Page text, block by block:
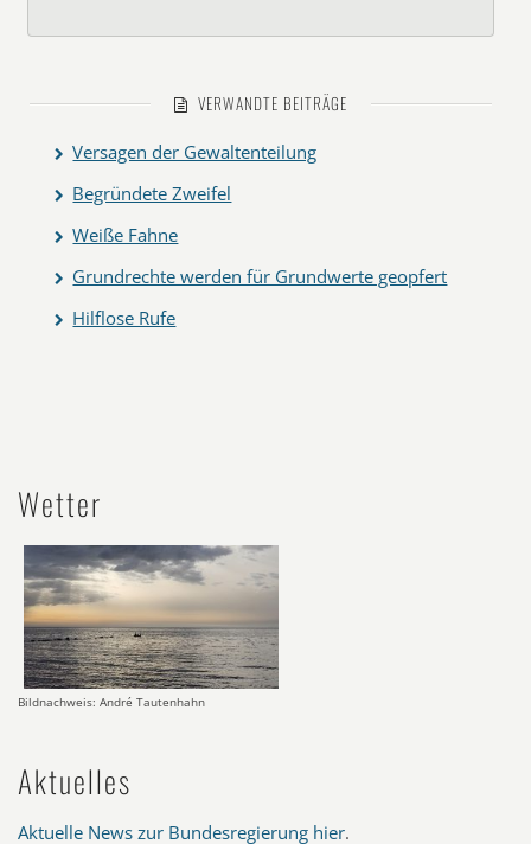
VERWANDTE BEITRÄGE
Versagen der Gewaltenteilung
Begründete Zweifel
Weiße Fahne
Grundrechte werden für Grundwerte geopfert
Hilflose Rufe
Wetter
Bildnachweis: André Tautenhahn
Aktuelles
Aktuelle News zur Bundesregierung hier.